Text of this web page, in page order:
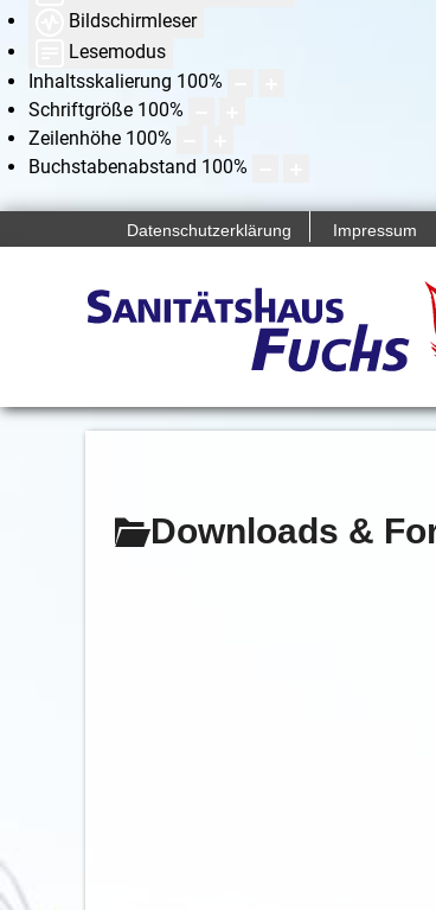
Bildschirmleser
Lesemodus
Inhaltsskalierung 100%
Schriftgröße 100%
Zeilenhöhe 100%
Buchstabenabstand 100%
Datenschutzerklärung Impressum
Downloads &